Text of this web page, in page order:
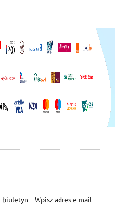
biuletyn – Wpisz adres e-mail